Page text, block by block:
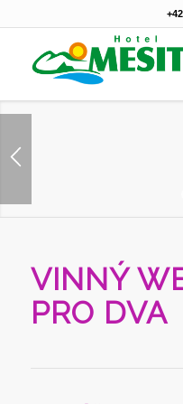
VINNÝ
PRO DVA